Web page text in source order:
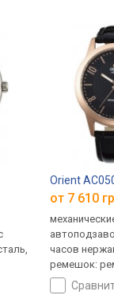
Orient
от 7 610
часов
ремешок:
кожаный,